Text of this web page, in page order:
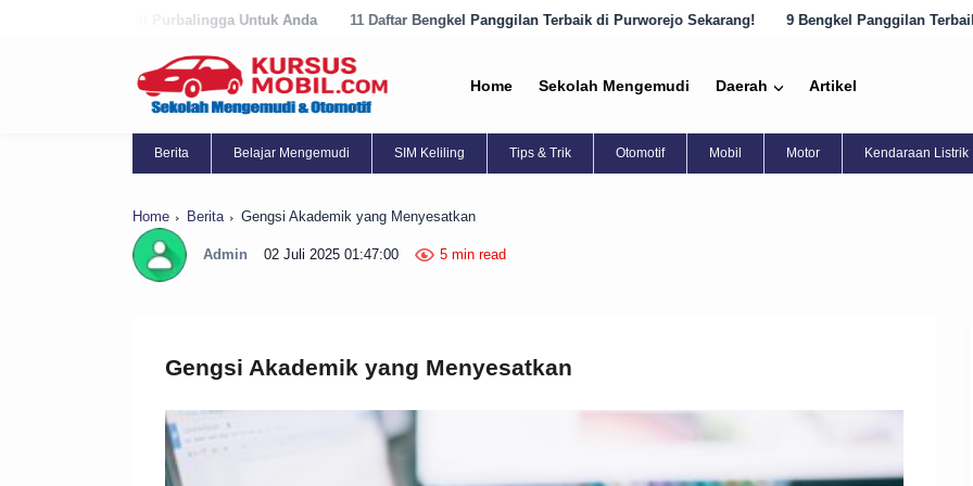
11 Daftar Bengkel Panggilan Terbaik di Purworejo Sekarang! 9 Bengkel Panggilan Terbaik di Semarang yang
Home Sekolah Mengemudi Daerah Artikel
Berita Belajar Mengemudi SIM Keliling Tips & Trik Otomotif Mobil Motor Kendaraan Listrik
Home Berita Gengsi Akademik yang Menyesatkan
Admin 02 Juli 2025 01:47:00 5 min read
Gengsi Akademik yang Menyesatkan